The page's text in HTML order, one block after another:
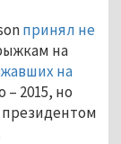
принял не
на
на
– 2015, но
президентом